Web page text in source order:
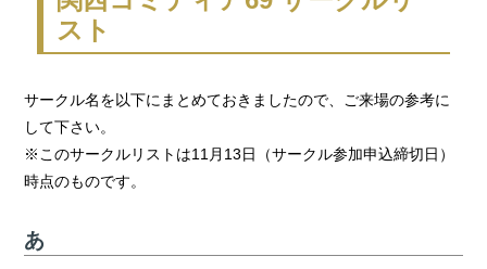
スト
サークル名を以下にまとめておきましたので、ご来場の参考に
して下さい。
※このサークルリストは11月13日（サークル参加申込締切日）
時点のものです。
あ